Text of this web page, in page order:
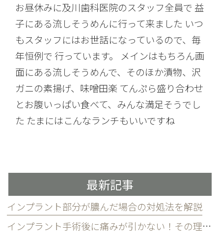
お昼休みに及川歯科医院のスタッフ全員で 益
子にある流しそうめんに行って来ました いつ
もスタッフにはお世話になっているので、毎
年恒例で 行っています。 メインはもちろん画
面にある流しそうめんで、そのほか漬物、沢
ガニの素揚げ、味噌田楽 てんぷら盛り合わせ
とお腹いっぱい食べて、みんな満足そうでし
た たまにはこんなランチもいいですね
最新記事
インプラント部分が膿んだ場合の対処法を解説
インプラント手術後に痛みが引かない！その理由と対処法を解説